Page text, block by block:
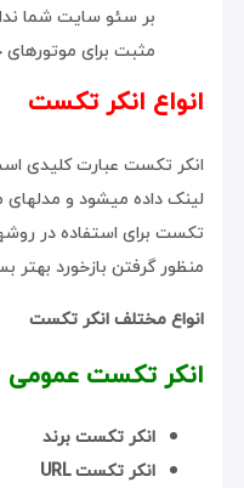
بر سئو سایت شما
مثبت برای
انواع انکر تکست
انکر تکست عبارت کلیدی
لینک داده میشود و مدلهای
تکست برای استفاده در
منظور گرفتن بازخورد بهتر
انواع مختلف انکر تکست
انکر تکست عمومی
انکر تکست برند
انکر تکست URL